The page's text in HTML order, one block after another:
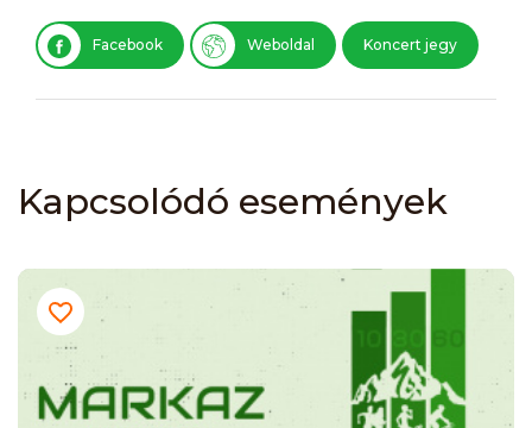
Facebook Weboldal Koncert jegy
Kapcsolódó események